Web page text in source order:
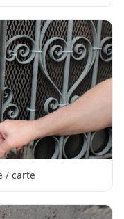
/ carte